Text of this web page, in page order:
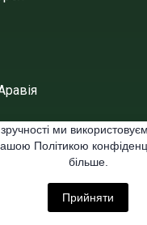
по сайту
ми
Політикою
більше.
Прийняти